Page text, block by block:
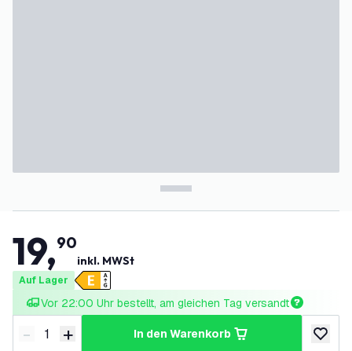
19,90
inkl. MWSt
Auf Lager
Vor 22:00 Uhr bestellt, am gleichen Tag versandt
Menge verringern
- Menge erhöhen
+ in den Warenkorb
zur